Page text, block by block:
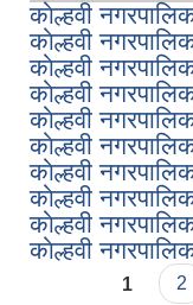
काेल्हवी
काेल्हवी
काेल्हवी
काेल्हवी
काेल्हवी
काेल्हवी
काेल्हवी
काेल्हवी
काेल्हवी
काेल्हवी
Pages
1 2